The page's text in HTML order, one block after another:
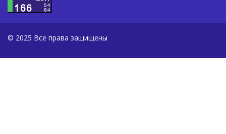
© 2025 Все права защищены